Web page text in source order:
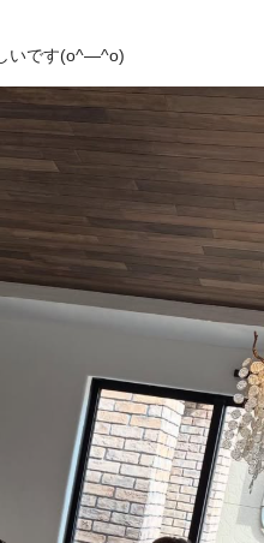
いです(o^―^o)